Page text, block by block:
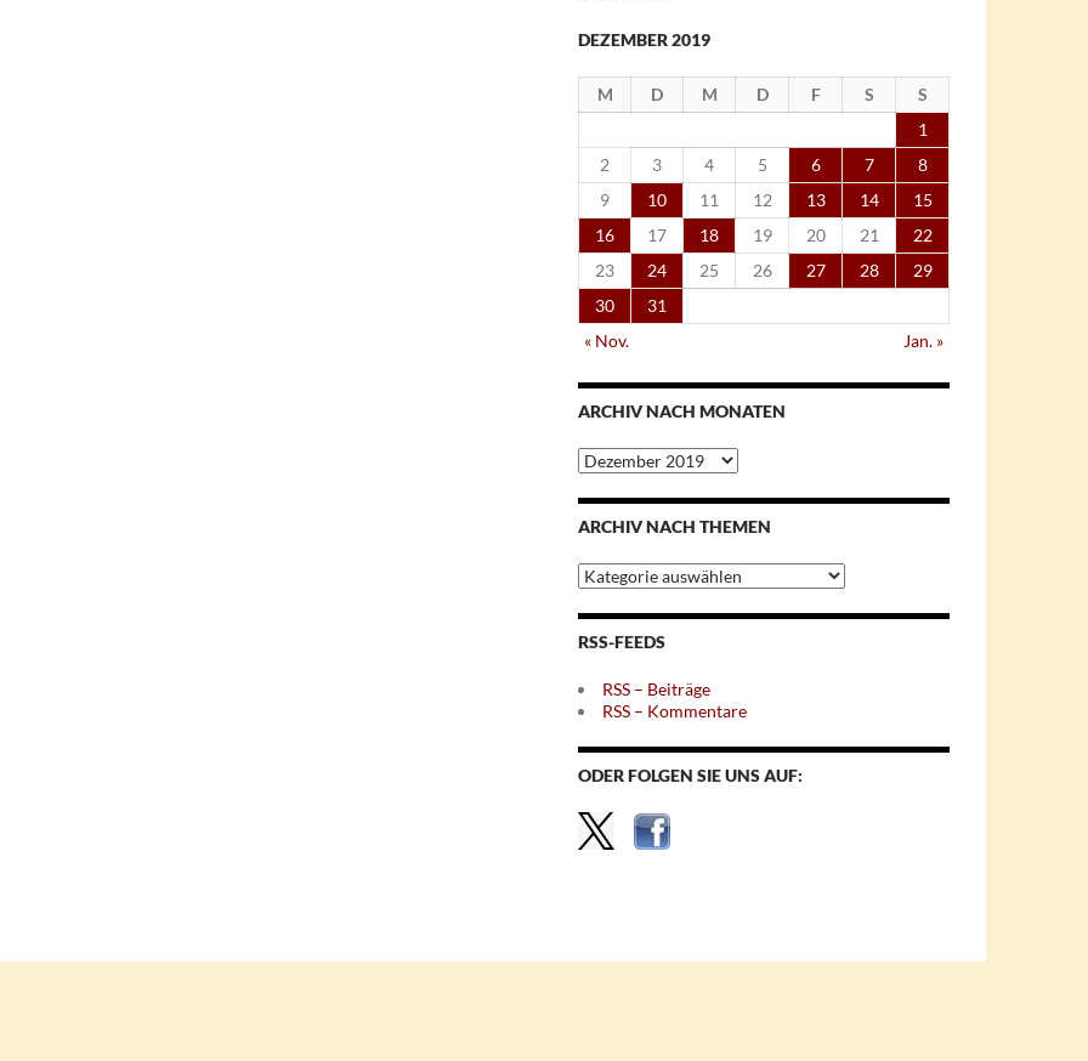
DEZEMBER 2019
M D M D F S
S
1
2
3 4 5 6 7
8
9
10 11 12 13 14
15
16
17 18 19 20 21
22
23
24 25 26 27 28
29
30
31
« Nov.
Jan. »
ARCHIV NACH MONATEN
Archiv
nach
Monaten
ARCHIV NACH THEMEN
Archiv
nach
Themen
RSS-FEEDS
RSS – Beiträge
RSS – Kommentare
ODER FOLGEN SIE UNS AUF: